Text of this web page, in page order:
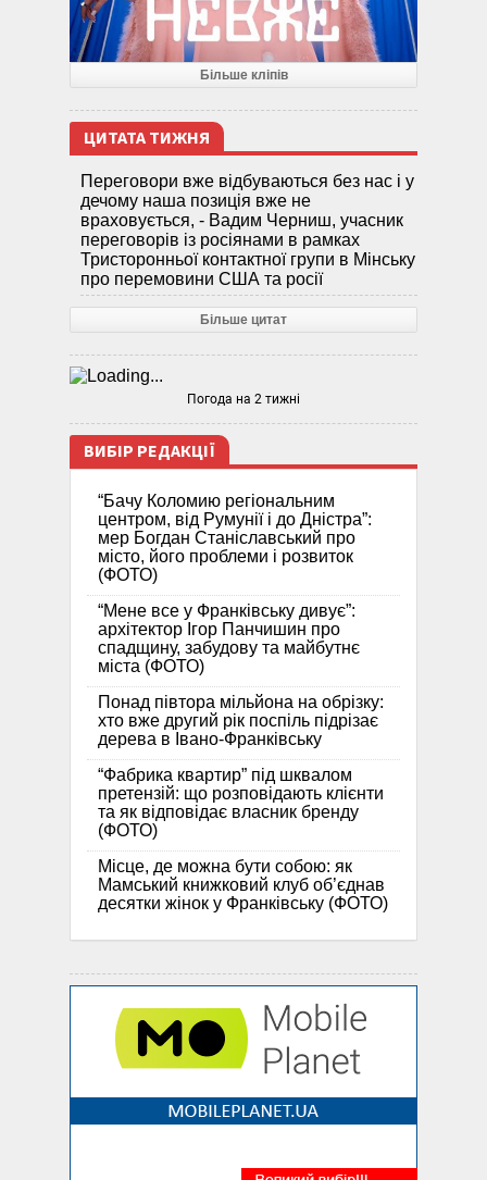
Більше кліпів
ЦИТАТА ТИЖНЯ
Переговори вже відбуваються без нас і у
дечому наша позиція вже не
враховується, - Вадим Черниш, учасник
переговорів із росіянами в рамках
Тристоронньої контактної групи в Мінську
про перемовини США та росії
Більше цитат
Погода на 2 тижні
ВИБІР РЕДАКЦІЇ
“Бачу Коломию регіональним
центром, від Румунії і до Дністра”:
мер Богдан Станіславський про
місто, його проблеми і розвиток
(ФОТО)
“Мене все у Франківську дивує”:
архітектор Ігор Панчишин про
спадщину, забудову та майбутнє
міста (ФОТО)
Понад півтора мільйона на обрізку:
хто вже другий рік поспіль підрізає
дерева в Івано-Франківську
“Фабрика квартир” під шквалом
претензій: що розповідають клієнти
та як відповідає власник бренду
(ФОТО)
Місце, де можна бути собою: як
Мамський книжковий клуб об’єднав
десятки жінок у Франківську (ФОТО)